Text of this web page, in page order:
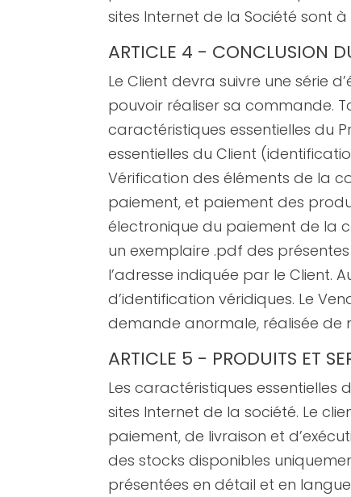
sites Internet de la Société sont
ARTICLE 4 - CONCLUSION
Le Client devra suivre une série
pouvoir réaliser sa commande.
caractéristiques essentielles du
essentielles du Client
Vérification des éléments de la
paiement, et paiement des
électronique du paiement de la
un exemplaire .pdf des
l’adresse indiquée par le Client.
d’identification véridiques. Le
demande anormale, réalisée de
ARTICLE 5 - PRODUITS ET
Les caractéristiques essentielles
sites Internet de la société. Le
paiement, de livraison et
des stocks disponibles
présentées en détail et en